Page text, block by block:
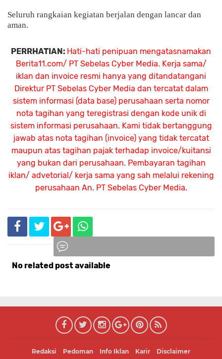
Seluruh rangkaian kegiatan berjalan dengan lancar dan
aman.
PERRHATIAN: Hati-hati penipuan mengatasnamakan
Berita11.com/ PT Sebelas Cyber Media. Kerja sama/
iklan dan invoice resmi hanya yang ditandatangani
Direktur PT Sebelas Cyber Media dan tercatat dalam
sistem informasi (data base) perusahaan serta nomor
nota tagihan yang teregistrasi dengan kode unik di
sistem informasi perusahaan. Kami tidak bertanggung
jawab atas nota tagihan (invoice) yang tidak tercatat
maupun atas tagihan pajak terhadap invoice/kuitansi
yang bukan dari perusahaan. Pembayaran tagihan
iklan/ advetorial/ kerja sama yang sah melalui rekening
perusahaan An. PT Sebelas Cyber Media.
No related post available
Redaksi Pedoman Info Iklan Karir Disclaimer